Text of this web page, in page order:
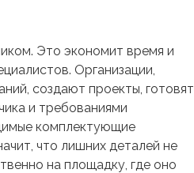
Это экономит время и
Организации,
создают проекты, готовят
и требованиями
комплектующие
что лишних деталей не
на площадку, где оно